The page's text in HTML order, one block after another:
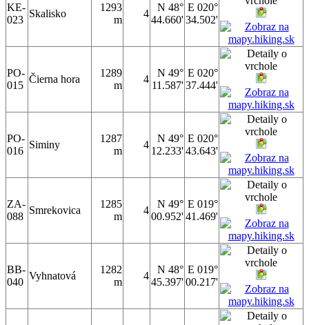
KE-
023
Skalisko
1293
m
4
N 48°
44.660'
E 020°
34.502'
PO-
015
Čierna hora
1289
m
4
N 49°
11.587'
E 020°
37.444'
PO-
016
Siminy
1287
m
4
N 49°
12.233'
E 020°
43.643'
ZA-
088
Smrekovica
1285
m
4
N 49°
00.952'
E 019°
41.469'
BB-
040
Vyhnatová
1282
m
4
N 48°
45.397'
E 019°
00.217'